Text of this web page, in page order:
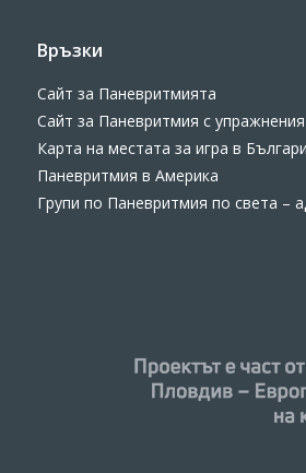
Връзки
Сайт за Паневритмията
Сайт за Паневритмия с упражнения
Карта на местата за игра в
Паневритмия в Америка
Групи по Паневритмия по света –